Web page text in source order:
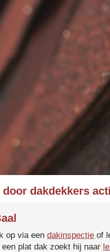
dakdekkers
op via een dakinspectie of
plat dak zoekt hij naar